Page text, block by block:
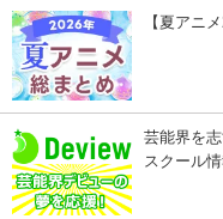
【夏アニ
芸能界を
スクール